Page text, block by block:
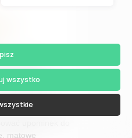
prezent. Każda z
urodzin, dzięki
matowe
wszystko